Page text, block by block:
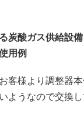
炭酸ガス供給設
用例
客様より調整器
ようなので交換